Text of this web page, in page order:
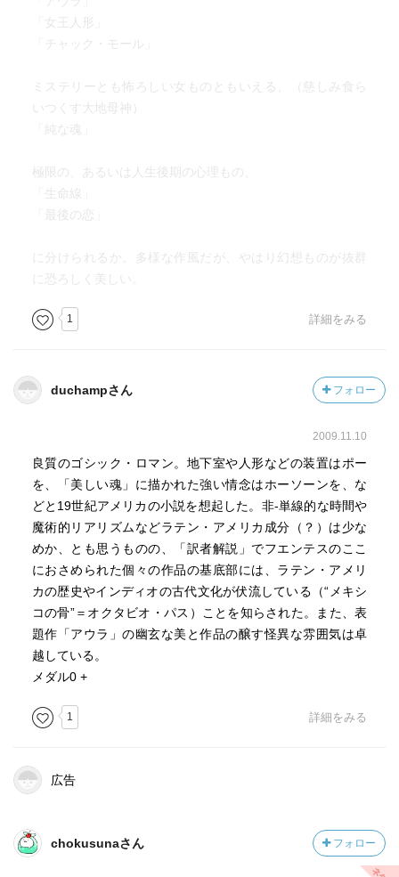
「女王人形」
「チャック・モール」
ミステリーとも怖ろしい女ものともいえる、（慈しみ食ら
いつくす大地母神）
「純な魂」
極限の、あるいは人生後期の心理もの、
「生命線」
「最後の恋」
に分けられるか。多様な作風だが、やはり幻想ものが抜群
に恐ろしく美しい。
1 詳細をみる
duchampさん フォロー
2009.11.10
良質のゴシック・ロマン。地下室や人形などの装置はポー
を、「美しい魂」に描かれた強い情念はホーソーンを、な
どと19世紀アメリカの小説を想起した。非-単線的な時間や
魔術的リアリズムなどラテン・アメリカ成分（？）は少な
めか、とも思うものの、「訳者解説」でフエンテスのここ
におさめられた個々の作品の基底部には、ラテン・アメリ
カの歴史やインディオの古代文化が伏流している（“メキシ
コの骨”＝オクタビオ・パス）ことを知らされた。また、表
題作「アウラ」の幽玄な美と作品の醸す怪異な雰囲気は卓
越している。
メダル0 +
1 詳細をみる
広告
chokusunaさん フォロー